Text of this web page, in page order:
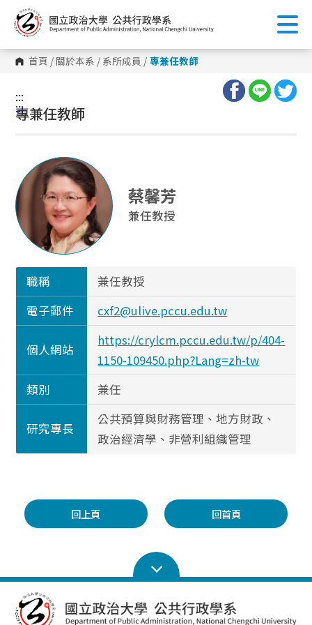
到
主
內
容 首頁 /關於本系 / 系所成員 / 專兼任教師
:::
:::
專兼任教師
蔡馨芳
兼任教授
職稱
兼任教授
電子郵件
cxf2@ulive.pccu.edu.tw
個人網站
https://crylcm.pccu.edu.tw/p/404-
1150-109450.php?Lang=zh-tw
類別
兼任
研究專長
公共預算與財務管理、地方財政、
政治經濟學、非營利組織管理
回上頁 回首頁